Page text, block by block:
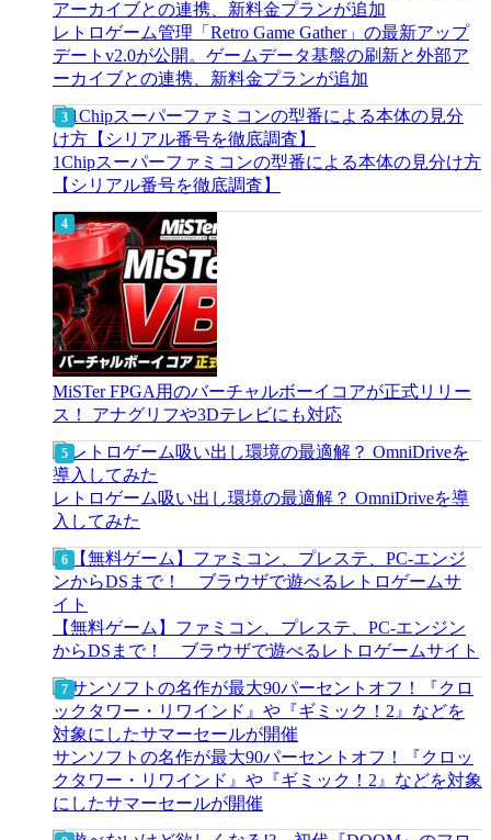
レトロゲーム管理「Retro Game Gather」の最新アップ
デートv2.0が公開。ゲームデータ基盤の刷新と外部ア
ーカイブとの連携、新料金プランが追加
1Chipスーパーファミコンの型番による本体の見分け方
【シリアル番号を徹底調査】
MiSTer FPGA用のバーチャルボーイコアが正式リリー
ス！ アナグリフや3Dテレビにも対応
レトロゲーム吸い出し環境の最適解？ OmniDriveを導
入してみた
【無料ゲーム】ファミコン、プレステ、PC-エンジン
からDSまで！ ブラウザで遊べるレトロゲームサイト
サンソフトの名作が最大90パーセントオフ！『クロッ
クタワー・リワインド』や『ギミック！2』などを対象
にしたサマーセールが開催